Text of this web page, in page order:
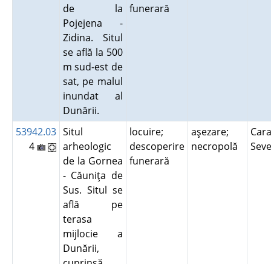
de la
Pojejena -
Zidina. Situl
se află la 500
m sud-est de
sat, pe malul
inundat al
Dunării.
funerară
53942.03
4
Situl
arheologic
de la Gornea
- Căuniţa de
Sus. Situl se
află pe
terasa
mijlocie a
Dunării,
locuire;
descoperire
funerară
aşezare;
necropolă